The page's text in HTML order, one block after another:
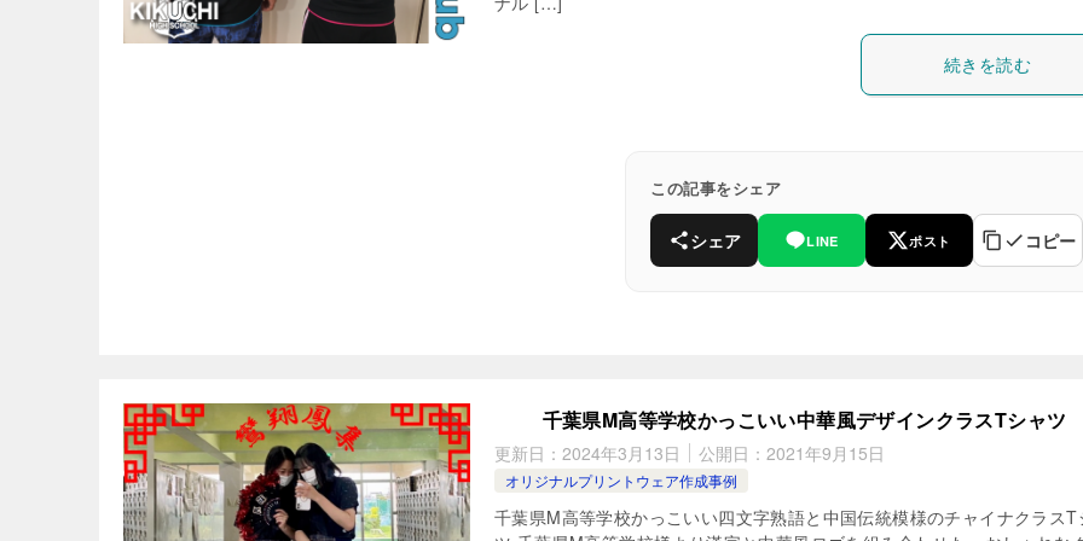
続きを読む
この記事をシェア
シェア LINE ポスト コピー
千葉県M高等学校かっこいい中華風デザインクラスTシャツ
更新日： 2024年3月13日 公開日： 2021年9月15日
オリジナルプリントウェア作成事例
千葉県M高等学校かっこいい四文字熟語と中国伝統模様のチャイナクラスT